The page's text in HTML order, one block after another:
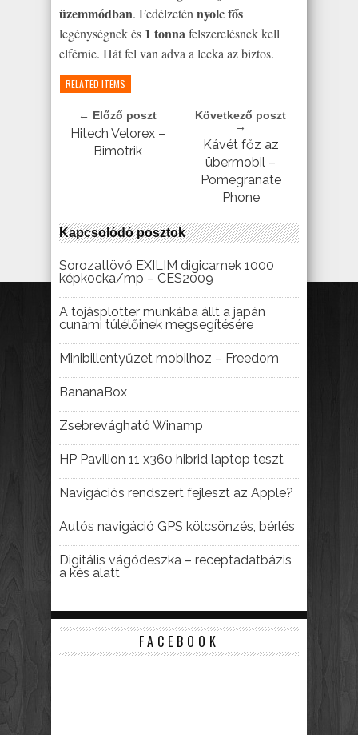
üzemmódban. Fedélzetén nyolc fős
legénységnek és 1 tonnafelszerelésnek kell
elférnie. Hát fel van adva a lecka az biztos.
RELATED ITEMS
← Előző poszt
Hitech Velorex –
Bimotrik
Következő poszt
→
Kávét főz az
übermobil –
Pomegranate
Phone
Kapcsolódó posztok
Sorozatlövő EXILIM digicamek 1000
képkocka/mp – CES2009
A tojásplotter munkába állt a japán
cunami túlélőinek megsegítésére
Minibillentyűzet mobilhoz – Freedom
BananaBox
Zsebrevágható Winamp
HP Pavilion 11 x360 hibrid laptop teszt
Navigációs rendszert fejleszt az Apple?
Autós navigáció GPS kölcsönzés, bérlés
Digitális vágódeszka – receptadatbázis
a kés alatt
FACEBOOK